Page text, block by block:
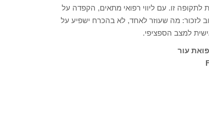
זו. עם ליווי רפואי מתאים, הקפדה על
לזכור: מה שעוזר לאחד, לא בהכרח ישפיע על
למצב הספציפי.
עור